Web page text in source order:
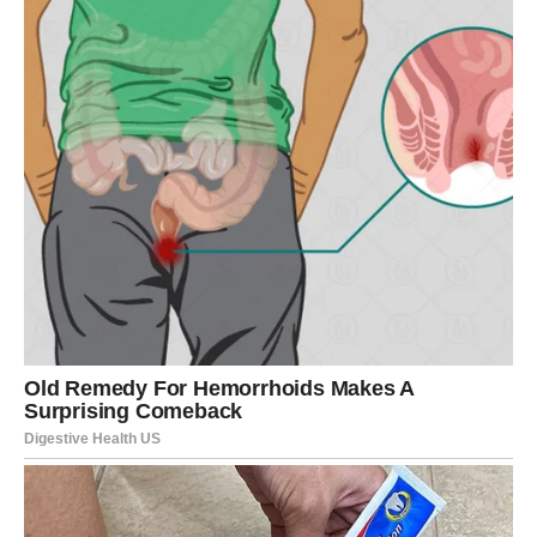
sasvim obično, ali upravo one mogu imati najveći značaj
za vašu budućnost. Vjerujte svom osjećaju i ne plašite se
da napravite korak naprijed.
Sada je vrijeme da vjerujete sebi više nego ikada prije.
Završna poruka zvijezda za Ovna
Pred vama je predivan period u kojem će se mnoge želje
početi pretvarati u stvarnost. Poslovni uspjesi, finansijska
sigurnost, sreća u ljubavi i niz lijepih događaja obilježiće
dane koji dolaze.
Zvijezde vam poručuju da prihvatite svaku priliku koja
vam se ukaže, jer upravo sada ulazite u razdoblje koje
može promijeniti vaš život na najljepši mogući način.